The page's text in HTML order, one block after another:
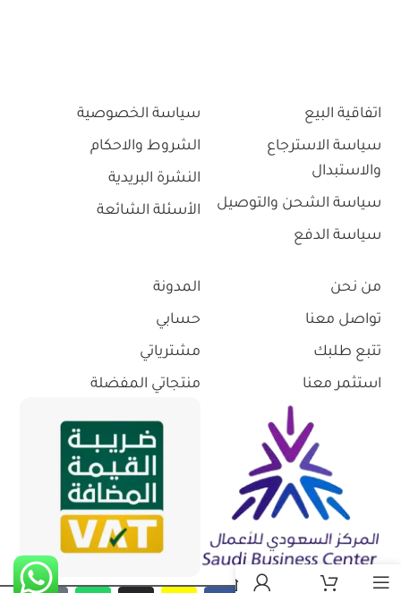
اتفاقية البيع
سياسة الاسترجاع
والاستبدال
سياسة الشحن والتوصيل
سياسة الدفع
سياسة الخصوصية
الشروط والاحكام
النشرة البريدية
الأسئلة الشائعة
من نحن
تواصل معنا
تتبع طلبك
استثمر معنا
المدونة
حسابي
مشترياتي
منتجاتي المفضلة